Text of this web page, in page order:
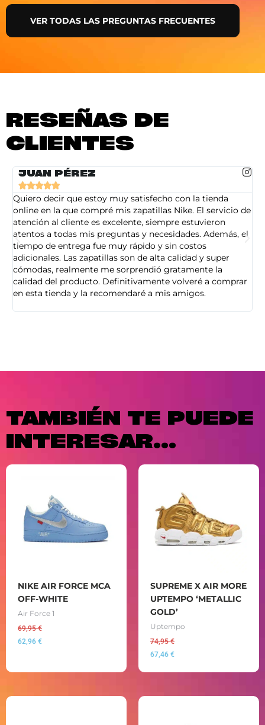
VER TODAS LAS PREGUNTAS FRECUENTES
RESEÑAS DE
CLIENTES
JUAN PÉREZ

Quiero decir que estoy muy satisfecho con la tienda
online en la que compré mis zapatillas Nike. El servicio de
atención al cliente es excelente, siempre estuvieron
atentos a todas mis preguntas y necesidades. Además, el
tiempo de entrega fue muy rápido y sin costos
adicionales. Las zapatillas son de alta calidad y super
cómodas, realmente me sorprendió gratamente la
calidad del producto. Definitivamente volveré a comprar
en esta tienda y la recomendaré a mis amigos.
TAMBIÉN TE PUEDE
INTERESAR...
NIKE AIR FORCE MCA
OFF-WHITE
Air Force 1
69,95€
62,96 €
SUPREME X AIR MORE
UPTEMPO ‘METALLIC
GOLD’
Uptempo
74,95€
67,46 €